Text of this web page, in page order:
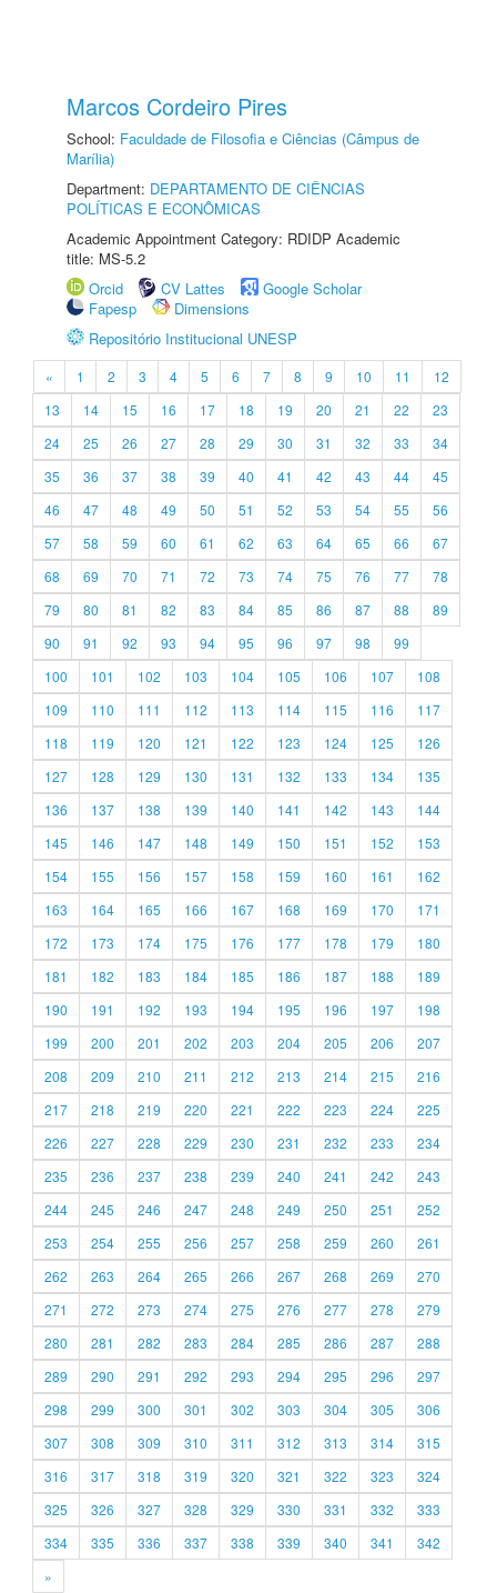
Marcos Cordeiro Pires
School: Faculdade de Filosofia e Ciências (Câmpus de
Marília)
Department: DEPARTAMENTO DE CIÊNCIAS
POLÍTICAS E ECONÔMICAS
Academic Appointment Category: RDIDP Academic
title: MS-5.2
Orcid
CV Lattes
Google Scholar
Fapesp
Dimensions
Repositório Institucional UNESP
« 1 2 3 4 5 6 7 8 9 10 11
12
13
14 15 16 17 18 19 20 21 22
23
24
25 26 27 28 29 30 31 32 33
34
35
36 37 38 39 40 41 42 43 44
45
46
47 48 49 50 51 52 53 54 55
56
57
58 59 60 61 62 63 64 65 66
67
68
69 70 71 72 73 74 75 76 77
78
79
80 81 82 83 84 85 86 87 88
89
90
91 92 93 94 95 96 97 98
99
100
101 102 103 104 105 106 107
108
109
110 111 112 113 114 115 116
117
118
119 120 121 122 123 124 125
126
127
128 129 130 131 132 133 134
135
136
137 138 139 140 141 142 143
144
145
146 147 148 149 150 151 152
153
154
155 156 157 158 159 160 161
162
163
164 165 166 167 168 169 170
171
172
173 174 175 176 177 178 179
180
181
182 183 184 185 186 187 188
189
190
191 192 193 194 195 196 197
198
199
200 201 202 203 204 205 206
207
208
209 210 211 212 213 214 215
216
217
218 219 220 221 222 223 224
225
226
227 228 229 230 231 232 233
234
235
236 237 238 239 240 241 242
243
244
245 246 247 248 249 250 251
252
253
254 255 256 257 258 259 260
261
262
263 264 265 266 267 268 269
270
271
272 273 274 275 276 277 278
279
280
281 282 283 284 285 286 287
288
289
290 291 292 293 294 295 296
297
298
299 300 301 302 303 304 305
306
307
308 309 310 311 312 313 314
315
316
317 318 319 320 321 322 323
324
325
326 327 328 329 330 331 332
333
334
335 336 337 338 339 340 341
342
»